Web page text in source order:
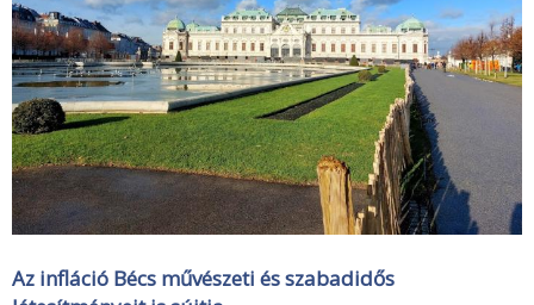
Az infláció Bécs művészeti és szabadidős